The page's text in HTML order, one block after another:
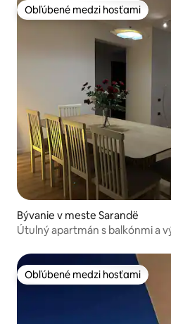
Obľúbené medzi hosťami
Obľúbené medzi hosťami
Bývanie v meste Sarandë
Útulný apartmán s balkónmi a
Obľúbené medzi hosťami
Obľúbené medzi hosťami